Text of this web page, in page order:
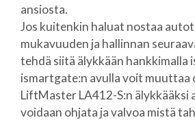
ansiosta.
Jos kuitenkin haluat nostaa
mukavuuden ja hallinnan
tehdä siitä älykkään hankkimalla
ismartgate:n avulla voit muuttaa
LiftMaster LA412-S:n älykkääksi
voidaan ohjata ja valvoa mistä